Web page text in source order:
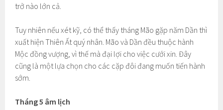
trở nào lớn cả.
Tuy nhiên nếu xét kỹ, có thể thấy tháng Mão gặp năm Dần thì
xuất hiện Thiên Ất quý nhân. Mão và Dần đều thuộc hành
Mộc đồng vượng, vì thế mà đại lợi cho việc cưới xin. Đây
cũng là một lựa chọn cho các cặp đôi đang muốn tiến hành
sớm.
Tháng 5 âm lịch